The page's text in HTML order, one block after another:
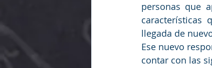
personas que
características
llegada de
Ese nuevo
contar con las